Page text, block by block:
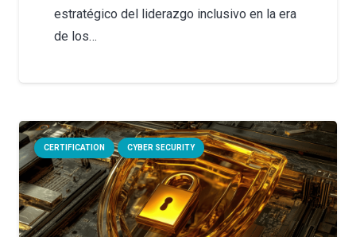
estratégico del liderazgo inclusivo en la era
de los…
CERTIFICATION CYBER SECURITY